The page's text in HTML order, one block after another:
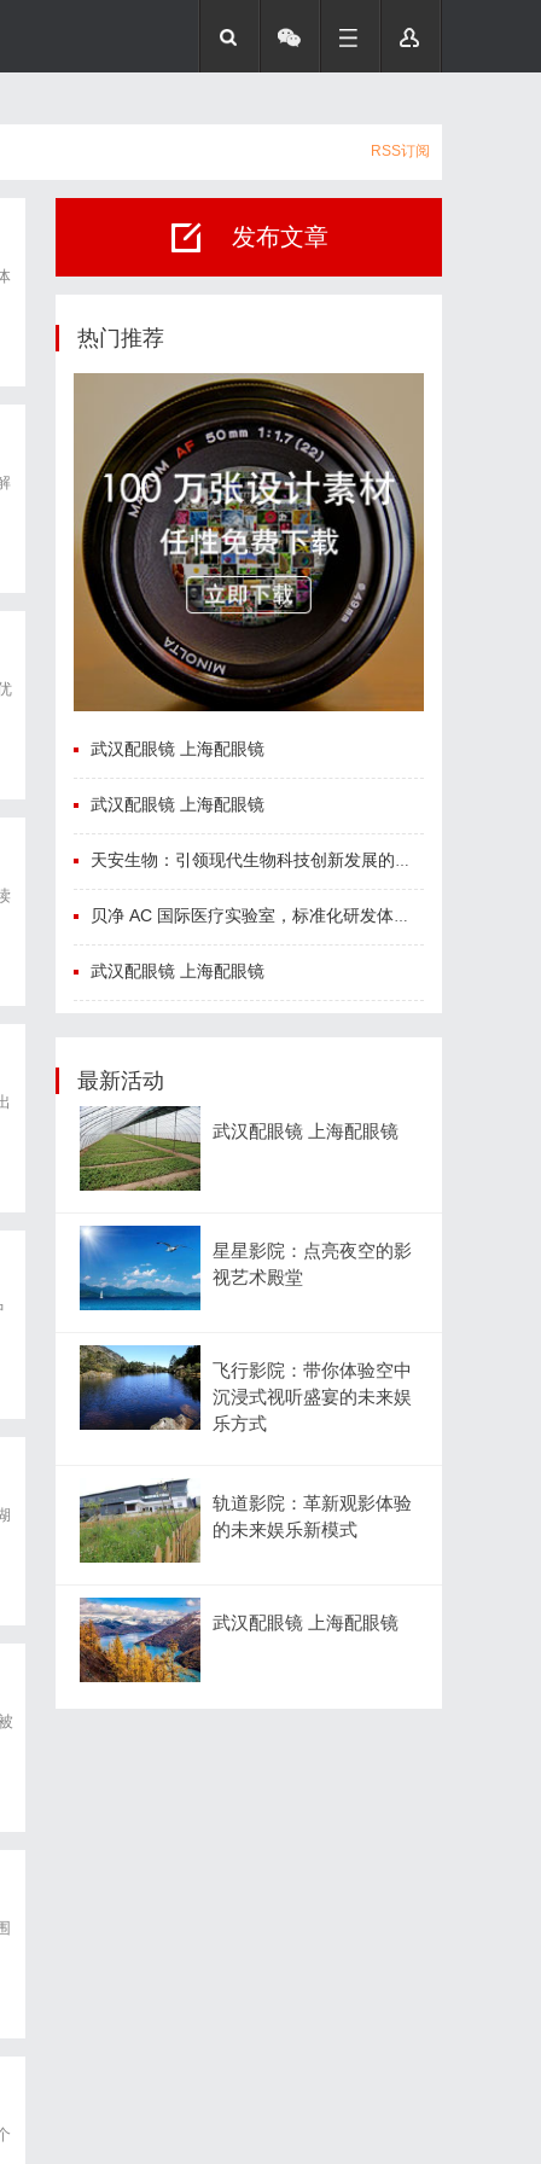
RSS订阅
发布文章
热门推荐
武汉配眼镜 上海配眼镜
武汉配眼镜 上海配眼镜
天安生物：引领现代生物科技创新发展的先锋企业
贝净 AC 国际医疗实验室，标准化研发体系全解析
武汉配眼镜 上海配眼镜
最新活动
武汉配眼镜 上海配眼镜
星星影院：点亮夜空的影
视艺术殿堂
飞行影院：带你体验空中
沉浸式视听盛宴的未来娱
乐方式
轨道影院：革新观影体验
的未来娱乐新模式
武汉配眼镜 上海配眼镜